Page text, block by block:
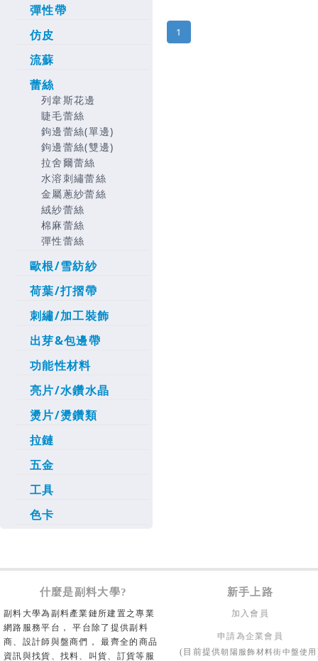
彈性帶
仿皮
流蘇
蕾絲
列韋斯花邊
睫毛蕾絲
鉤邊蕾絲(單邊)
鉤邊蕾絲(雙邊)
拉舍爾蕾絲
水溶刺繡蕾絲
金屬蔥紗蕾絲
絨紗蕾絲
棉麻蕾絲
彈性蕾絲
歐根/雪紡紗
荷葉/打摺帶
刺繡/加工裝飾
出芽&包邊帶
功能性材料
亮片/水鑽水晶
燙片/燙鑽類
拉鏈
五金
工具
色卡
1
什麼是副料大學? 新手上路
副料大學為副料產業鏈所建置之專業
網路服務平台， 平台除了提供副料
商、設計師與盤商們， 最齊全的商品
資訊與找貨、找料、叫貨、訂貨等服
加入會員
申請為企業會員
(目前提供朝陽服飾材料街中盤使用